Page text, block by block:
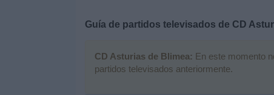
Guía de partidos televisados de CD
CD Asturias de Blimea: En este momento
partidos televisados anteriormente.